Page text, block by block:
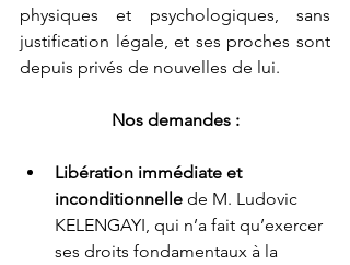
physiques et psychologiques, sans
justification légale, et ses proches sont
depuis privés de nouvelles de lui.
Nos demandes :
Libération immédiate et
inconditionnelle de M. Ludovic
KELENGAYI, qui n’a fait qu’exercer
ses droits fondamentaux à la